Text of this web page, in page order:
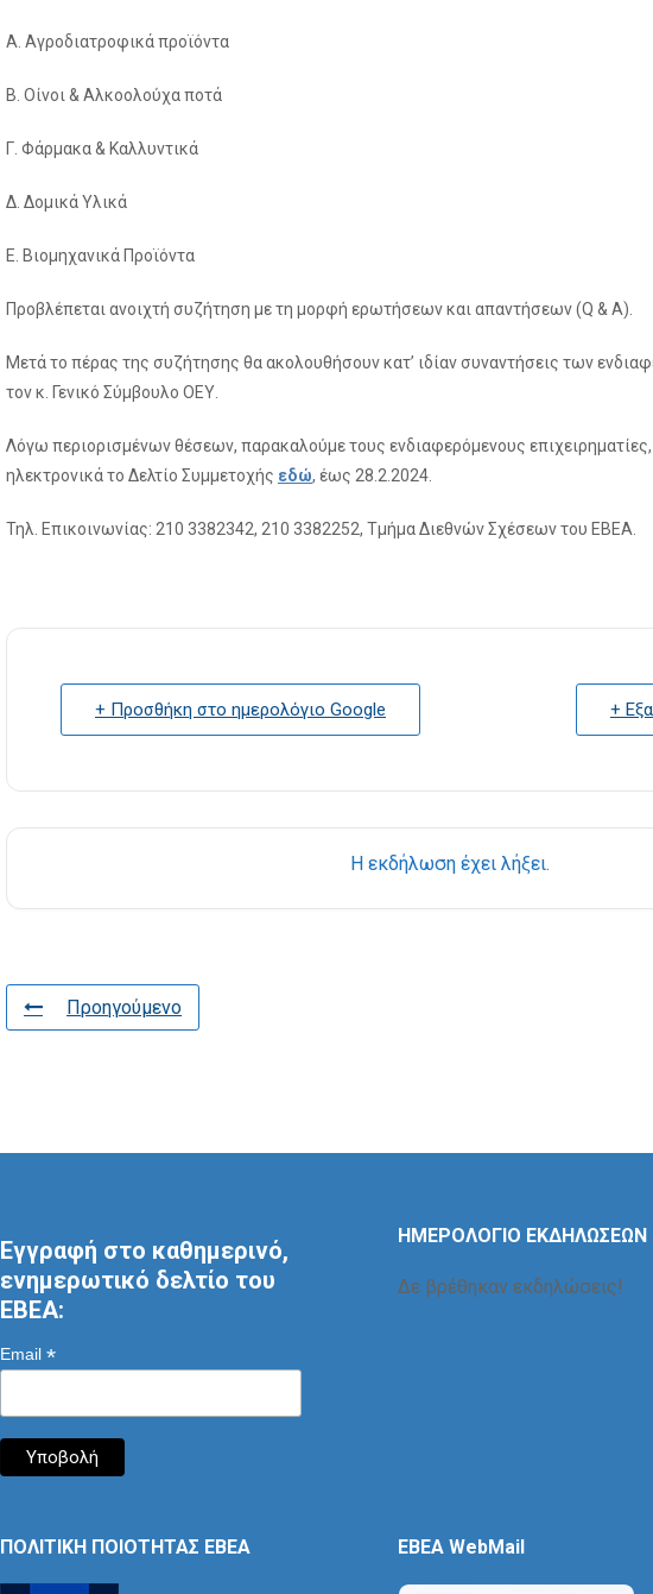
Α. Αγροδιατροφικά προϊόντα
Β. Οίνοι & Αλκοολούχα ποτά
Γ. Φάρμακα & Καλλυντικά
Δ. Δομικά Υλικά
Ε. Βιομηχανικά Προϊόντα
Προβλέπεται ανοιχτή συζήτηση με τη μορφή ερωτήσεων και απαντήσεων (Q & A).
Μετά το πέρας της συζήτησης θα ακολουθήσουν κατ’ ιδίαν συναντήσεις των
τον κ. Γενικό Σύμβουλο ΟΕΥ.
Λόγω περιορισμένων θέσεων, παρακαλούμε τους ενδιαφερόμενους
ηλεκτρονικά το Δελτίο Συμμετοχής εδώ, έως 28.2.2024.
Τηλ. Επικοινωνίας: 210 3382342, 210 3382252, Τμήμα Διεθνών Σχέσεων του ΕΒΕΑ.
+ Προσθήκη στο ημερολόγιο Google +
Η εκδήλωση έχει λήξει.
Προηγούμενο
Εγγραφή στο καθημερινό,
ενημερωτικό δελτίο του
ΕΒΕΑ:
Email *
ΗΜΕΡΟΛΟΓΙΟ ΕΚΔΗΛΩΣΕΩΝ
Δε βρέθηκαν εκδηλώσεις!
ΠΟΛΙΤΙΚΗ ΠΟΙΟΤΗΤΑΣ ΕΒΕΑ EBEA WebMail